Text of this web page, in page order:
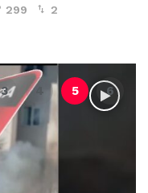
299 2